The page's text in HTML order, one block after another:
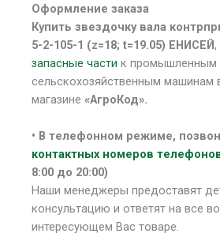
Оформление заказа
Купить звездочку вала
5-2-105-1 (z=18; t=19.05) ЕНИСЕЙ,
запасные части к промышленным
сельскохозяйственным машинам
магазине «АгроКод».
• В телефонном режиме,
контактных номеров
8:00 до 20:00)
Наши менеджеры предоставят
консультацию и ответят на все
интересующем Вас товаре.